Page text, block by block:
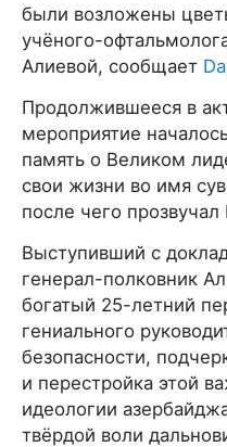
были возложены
учёного-
Алиевой, сообщает
Продолжившееся в
мероприятие
память о Великом
свои жизни во имя
после чего
Выступивший с
генерал-полковник
богатый 25-летний
гениального
безопасности,
и перестройка этой
идеологии
твёрдой воли